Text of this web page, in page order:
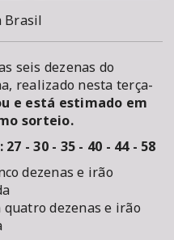
Brasil
seis dezenas do
realizado nesta terça-
e está estimado em
sorteio.
- 30 - 35 - 40 - 44 - 58
dezenas e irão
quatro dezenas e irão